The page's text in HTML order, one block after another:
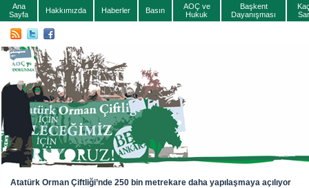
Ana
Sayfa
Hakkımızda Haberler Basın
AOÇ ve
Hukuk
Başkent
Dayanışması
Atatürk Orman Çiftliği’nde 250 bin metrekare daha yapılaşmaya açılıyor